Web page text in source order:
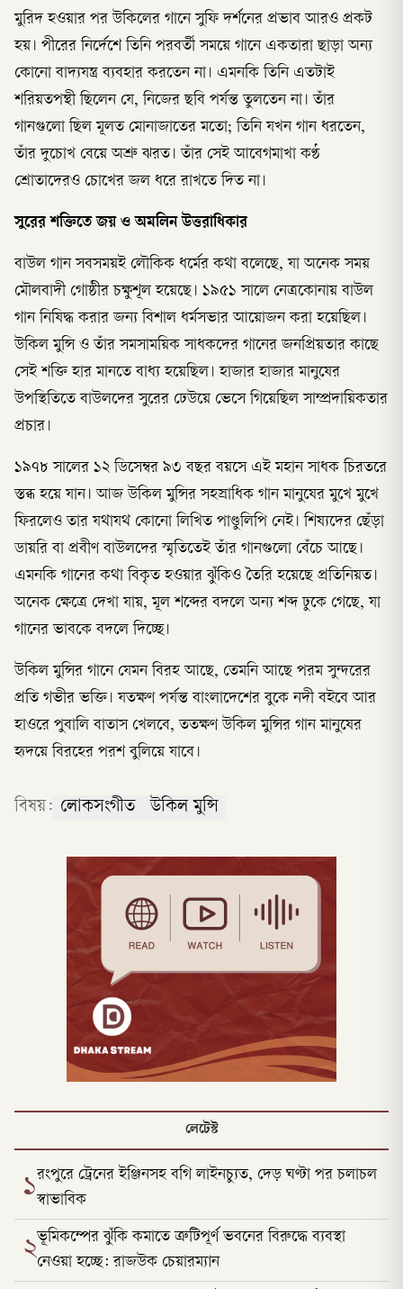
মুরিদ হওয়ার পর উকিলের গানে সুফি দর্শনের প্রভাব আরও প্রকট
হয়। পীরের নির্দেশে তিনি পরবর্তী সময়ে গানে একতারা ছাড়া অন্য
কোনো বাদ্যযন্ত্র ব্যবহার করতেন না। এমনকি তিনি এতটাই
শরিয়তপন্থী ছিলেন যে, নিজের ছবি পর্যন্ত তুলতেন না। তাঁর
গানগুলো ছিল মূলত মোনাজাতের মতো; তিনি যখন গান ধরতেন,
তাঁর দুচোখ বেয়ে অশ্রু ঝরত। তাঁর সেই আবেগমাখা কণ্ঠ
শ্রোতাদেরও চোখের জল ধরে রাখতে দিত না।
সুরের শক্তিতে জয় ও অমলিন উত্তরাধিকার
বাউল গান সবসময়ই লৌকিক ধর্মের কথা বলেছে, যা অনেক সময়
মৌলবাদী গোষ্ঠীর চক্ষুশূল হয়েছে। ১৯৫১ সালে নেত্রকোনায় বাউল
গান নিষিদ্ধ করার জন্য বিশাল ধর্মসভার আয়োজন করা হয়েছিল।
উকিল মুন্সি ও তাঁর সমসাময়িক সাধকদের গানের জনপ্রিয়তার কাছে
সেই শক্তি হার মানতে বাধ্য হয়েছিল। হাজার হাজার মানুষের
উপস্থিতিতে বাউলদের সুরের ঢেউয়ে ভেসে গিয়েছিল সাম্প্রদায়িকতার
প্রচার।
১৯৭৮ সালের ১২ ডিসেম্বর ৯৩ বছর বয়সে এই মহান সাধক চিরতরে
স্তব্ধ হয়ে যান। আজ উকিল মুন্সির সহস্রাধিক গান মানুষের মুখে মুখে
ফিরলেও তার যথাযথ কোনো লিখিত পাণ্ডুলিপি নেই। শিষ্যদের ছেঁড়া
ডায়রি বা প্রবীণ বাউলদের স্মৃতিতেই তাঁর গানগুলো বেঁচে আছে।
এমনকি গানের কথা বিকৃত হওয়ার ঝুঁকিও তৈরি হয়েছে প্রতিনিয়ত।
অনেক ক্ষেত্রে দেখা যায়, মূল শব্দের বদলে অন্য শব্দ ঢুকে গেছে, যা
গানের ভাবকে বদলে দিচ্ছে।
উকিল মুন্সির গানে যেমন বিরহ আছে, তেমনি আছে পরম সুন্দরের
প্রতি গভীর ভক্তি। যতক্ষণ পর্যন্ত বাংলাদেশের বুকে নদী বইবে আর
হাওরে পুবালি বাতাস খেলবে, ততক্ষণ উকিল মুন্সির গান মানুষের
হৃদয়ে বিরহের পরশ বুলিয়ে যাবে।
বিষয়: লোকসংগীত উকিল মুন্সি
লেটেস্ট
১রংপুরে ট্রেনের ইঞ্জিনসহ বগি লাইনচ্যুত, দেড় ঘণ্টা পর চলাচল
স্বাভাবিক
২ভূমিকম্পের ঝুঁকি কমাতে ত্রুটিপূর্ণ ভবনের বিরুদ্ধে ব্যবস্থা
নেওয়া হচ্ছে: রাজউক চেয়ারম্যান